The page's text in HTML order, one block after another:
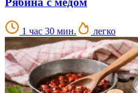
1 час 30 мин. легко